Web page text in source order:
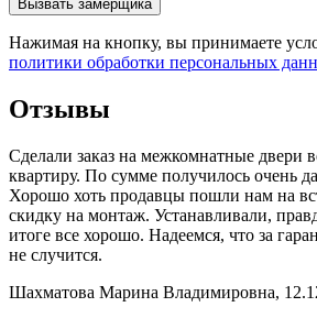
Нажимая на кнопку, вы принимаете
политики обработки персональных
Отзывы
Сделали заказ на межкомнатные двери
квартиру. По сумме получилось очень
Хорошо хоть продавцы пошли нам на
скидку на монтаж. Устанавливали,
итоге все хорошо. Надеемся, что за
не случится.
Шахматова Марина Владимировна,